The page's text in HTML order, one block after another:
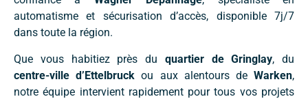
automatisme et sécurisation d’accès, disponible 7j/7
dans toute la région.
Que vous habitiez près du quartier de Gringlay, du
centre-ville d’Ettelbruck ou aux alentours deWarken,
notre équipe intervient rapidement pour tous vos projets